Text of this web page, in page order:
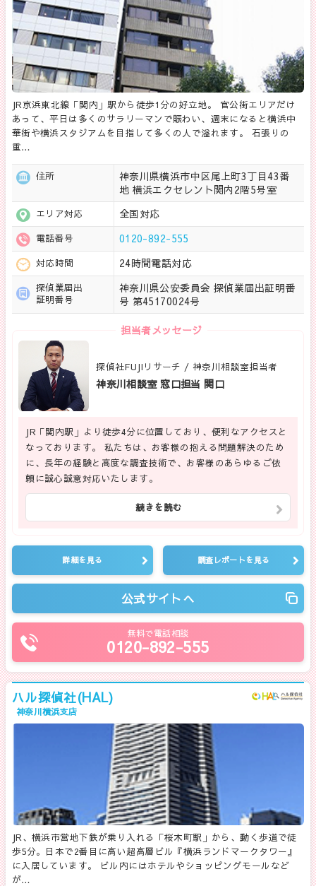
JR京浜東北線「関内」駅から徒歩1分の好立地。 官公街エリアだけ
あって、平日は多くのサラリーマンで賑わい、週末になると横浜中
華街や横浜スタジアムを目指して多くの人で溢れます。 石張りの
重…
住所
神奈川県横浜市中区尾上町3丁目43番
地 横浜エクセレント関内2階5号室
エリア対応 全国対応
電話番号 0120-892-555
対応時間 24時間電話対応
探偵業届出
証明番号
神奈川県公安委員会 探偵業届出証明番
号 第45170024号
担当者メッセージ
探偵社FUJIリサーチ / 神奈川相談室担当者
神奈川相談室 窓口担当 関口
JR「関内駅」より徒歩4分に位置しており、便利なアクセスと
なっております。 私たちは、お客様の抱える問題解決のため
に、長年の経験と高度な調査技術で、お客様のあらゆるご依
頼に誠心誠意対応いたします。
続きを読む
詳細を見る 調査レポートを見る
公式サイトへ
無料で電話相談
0120-892-555
ハル探偵社(HAL)
神奈川横浜支店
JR、横浜市営地下鉄が乗り入れる「桜木町駅」から、動く歩道で徒
歩5分。日本で2番目に高い超高層ビル『横浜ランドマークタワー』
に入居しています。 ビル内にはホテルやショッピングモールなど
が…